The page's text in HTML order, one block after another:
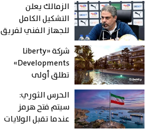
صلاح
الزمالك يعلن
التشكيل الكامل
للجهاز الفني لفريق
جمال شركة «Liberty
Developments»
تطلق أولى
في حفل ضخم لأحمد
سعد
الحرس الثوري:
سيتم فتح هرمز
عندما تقبل الولايات